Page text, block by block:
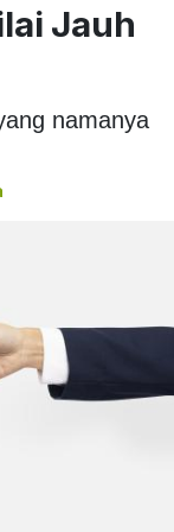
Jauh
namanya